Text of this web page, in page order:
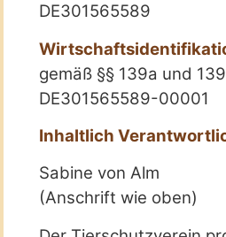
DE301565589
gemäß §§ 139a und
DE301565589-00001
Inhaltlich
Sabine von Alm
(Anschrift wie oben)